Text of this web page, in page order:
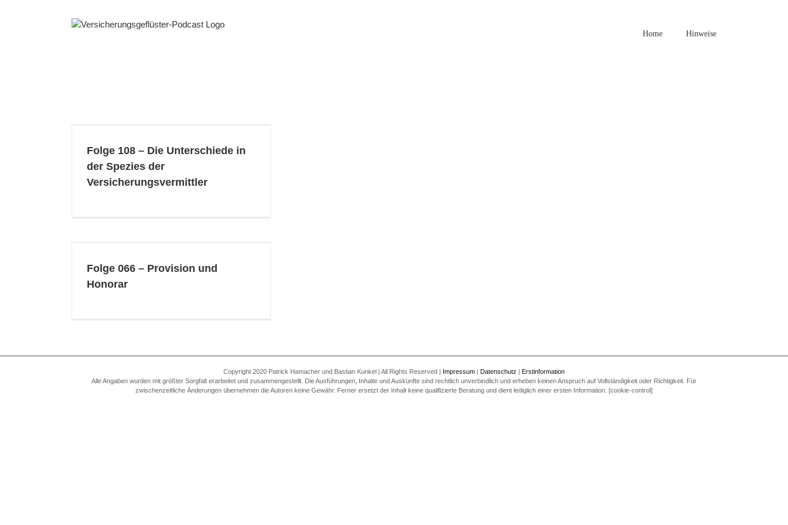
Home Hinweise
Folge 108 – Die Unterschiede in
der Spezies der
Versicherungsvermittler
Folge 066 – Provision und
Honorar
Copyright 2020 Patrick Hamacher und Bastian Kunkel | All Rights Reserved | Impressum | Datenschutz | Erstinformation
Alle Angaben wurden mit größter Sorgfalt erarbeitet und zusammengestellt. Die Ausführungen, Inhalte und Auskünfte sind rechtlich unverbindlich und erheben keinen Anspruch auf Vollständigkeit oder Richtigkeit. Für
zwischenzeitliche Änderungen übernehmen die Autoren keine Gewähr. Ferner ersetzt der Inhalt keine qualifizierte Beratung und dient lediglich einer ersten Information. [cookie-control]